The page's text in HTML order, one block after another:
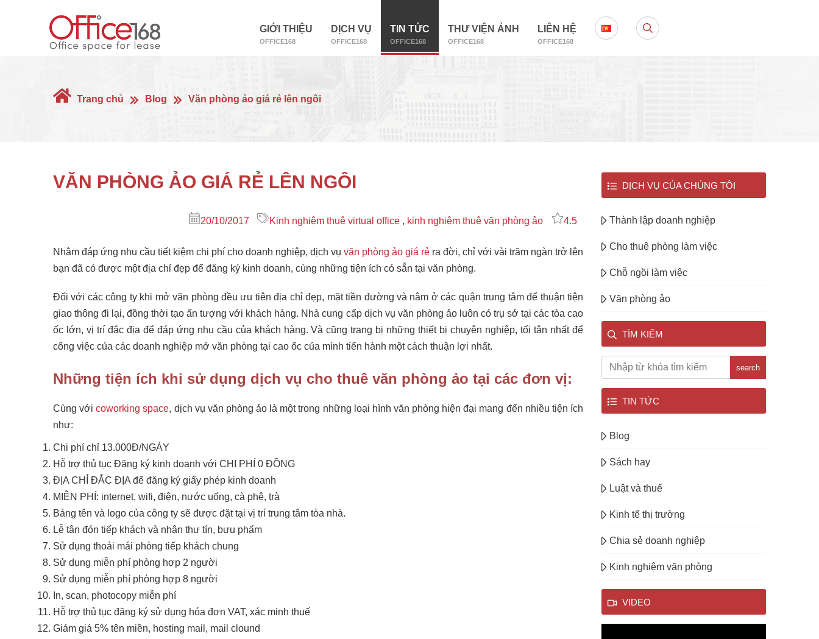
GIỚI THIỆU
OFFICE168
DỊCH VỤ
OFFICE168
TIN TỨC
OFFICE168
THƯ VIỆN ẢNH
OFFICE168
LIÊN HỆ
OFFICE168
Trang chủ Blog Văn phòng ảo giá rẻ lên ngôi
VĂN PHÒNG ẢO GIÁ RẺ LÊN NGÔI
20/10/2017 Kinh nghiệm thuê virtual office , kinh nghiệm thuê văn phòng ảo 4.5
Nhằm đáp ứng nhu cầu tiết kiệm chi phí cho doanh nghiệp, dịch vụ văn phòng ảo giá rẻ ra đời, chỉ với vài trăm ngàn trở lên
bạn đã có được một địa chỉ đẹp để đăng ký kinh doanh, cùng những tiện ích có sẵn tại văn phòng.
Đối với các công ty khi mở văn phòng đều ưu tiên địa chỉ đẹp, mặt tiền đường và nằm ở các quận trung tâm để thuận tiện
giao thông đi lại, đồng thời tạo ấn tượng với khách hàng. Nhà cung cấp dịch vụ văn phòng ảo luôn có trụ sở tại các tòa cao
ốc lớn, vị trí đắc địa để đáp ứng nhu cầu của khách hàng. Và cũng trang bị những thiết bị chuyên nghiệp, tối tân nhất để
công việc của các doanh nghiệp mở văn phòng tại cao ốc của mình tiến hành một cách thuận lợi nhất.
Những tiện ích khi sử dụng dịch vụ cho thuê văn phòng ảo tại các đơn vị:
Cùng với coworking space, dịch vụ văn phòng ảo là một trong những loại hình văn phòng hiện đại mang đến nhiều tiện ích
như:
Chi phí chỉ 13.000Đ/NGÀY
Hỗ trợ thủ tục Đăng ký kinh doanh với CHI PHÍ 0 ĐỒNG
ĐỊA CHỈ ĐẮC ĐỊA để đăng ký giấy phép kinh doanh
MIỄN PHÍ: internet, wifi, điện, nước uống, cà phê, trà
Bảng tên và logo của công ty sẽ được đặt tại vị trí trung tâm tòa nhà.
Lễ tân đón tiếp khách và nhận thư tín, bưu phẩm
Sử dụng thoải mái phòng tiếp khách chung
Sử dụng miễn phí phòng hợp 2 người
Sử dụng miễn phí phòng hợp 8 người
In, scan, photocopy miễn phí
Hỗ trợ thủ tục đăng ký sử dụng hóa đơn VAT, xác minh thuế
Giảm giá 5% tên miền, hosting mail, mail clound
DỊCH VỤ CỦA CHÚNG TÔI
Thành lập doanh nghiệp
Cho thuê phòng làm việc
Chỗ ngồi làm việc
Văn phòng ảo
TÌM KIẾM
search
TIN TỨC
Blog
Sách hay
Luật và thuế
Kinh tế thị trường
Chia sẻ doanh nghiệp
Kinh nghiệm văn phòng
VIDEO